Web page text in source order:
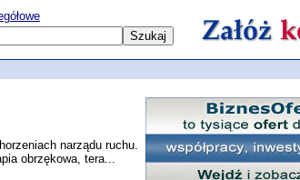
narządu ruchu.
obrzękowa, tera...